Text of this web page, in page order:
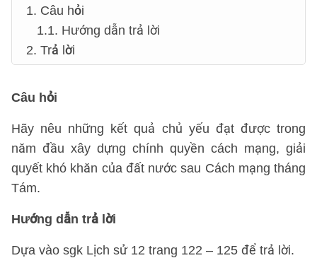
1. Câu hỏi
1.1. Hướng dẫn trả lời
2. Trả lời
Câu hỏi
Hãy nêu những kết quả chủ yếu đạt được trong
năm đầu xây dựng chính quyền cách mạng, giải
quyết khó khăn của đất nước sau Cách mạng tháng
Tám.
Hướng dẫn trả lời
Dựa vào sgk Lịch sử 12 trang 122 – 125 để trả lời.